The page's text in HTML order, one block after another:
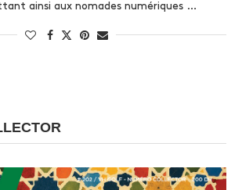
ainsi aux nomades numériques …